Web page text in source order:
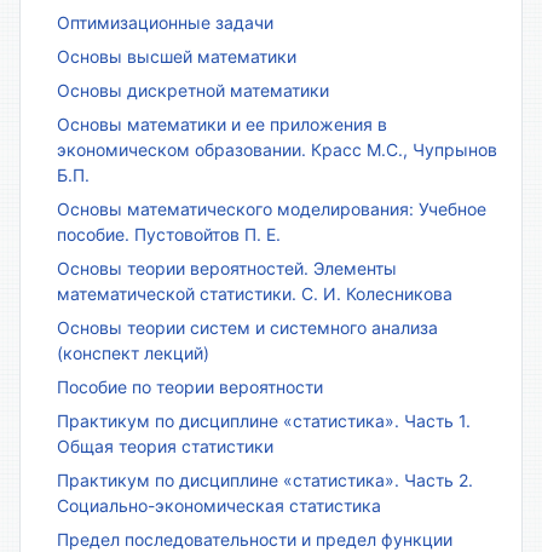
Оптимизационные задачи
Основы высшей математики
Основы дискретной математики
Основы математики и ее приложения в
экономическом образовании. Красс М.С., Чупрынов
Б.П.
Основы математического моделирования: Учебное
пособие. Пустовойтов П. Е.
Основы теории вероятностей. Элементы
математической статистики. С. И. Колесникова
Основы теории систем и системного анализа
(конспект лекций)
Пособие по теории вероятности
Практикум по дисциплине «статистика». Часть 1.
Общая теория статистики
Практикум по дисциплине «статистика». Часть 2.
Социально-экономическая статистика
Предел последовательности и предел функции